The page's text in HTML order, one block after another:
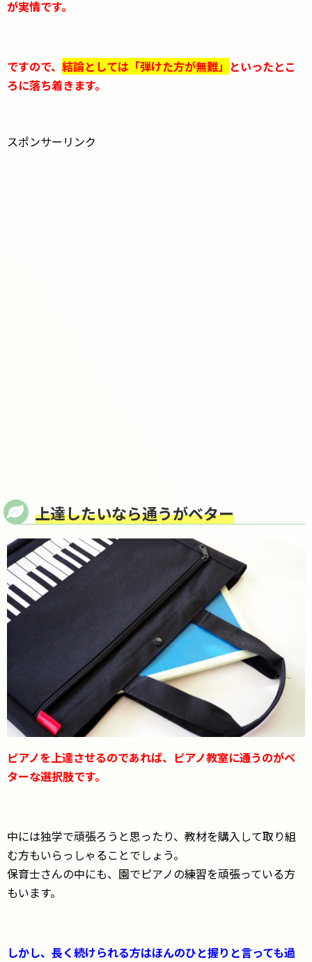
が実情です。
ですので、 結論としては「弾けた方が無難」 といったとこ
ろに落ち着きます。
スポンサーリンク
上達したいなら通うがベター
ピアノを上達させるのであれば、ピアノ教室に通うのがベ
ターな選択肢です。
中には独学で頑張ろうと思ったり、教材を購入して取り組
む方もいらっしゃることでしょう。
保育士さんの中にも、園でピアノの練習を頑張っている方
もいます。
しかし、長く続けられる方はほんのひと握りと言っても過